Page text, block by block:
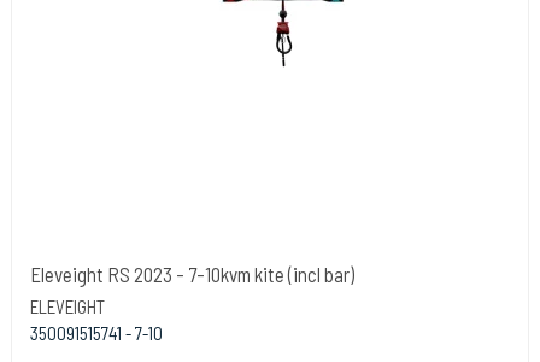
Eleveight RS 2023 - 7-10kvm kite (incl bar)
ELEVEIGHT
350091515741 - 7-10